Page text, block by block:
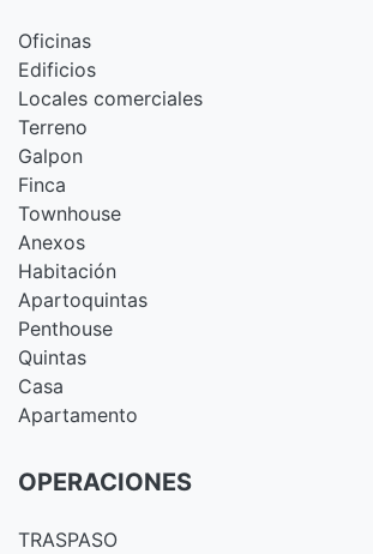
Oficinas
Edificios
Locales comerciales
Terreno
Galpon
Finca
Townhouse
Anexos
Habitación
Apartoquintas
Penthouse
Quintas
Casa
Apartamento
OPERACIONES
TRASPASO